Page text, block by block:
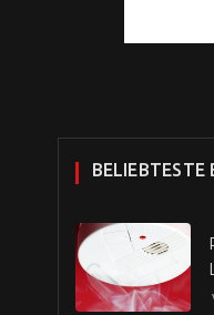
BELIEBTESTE